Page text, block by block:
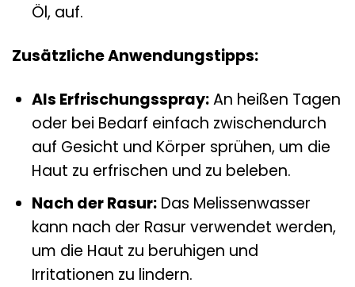
Öl, auf.
Zusätzliche Anwendungstipps:
Als Erfrischungsspray:An heißen Tagen
oder bei Bedarf einfach zwischendurch
auf Gesicht und Körper sprühen, um die
Haut zu erfrischen und zu beleben.
Nach der Rasur:Das Melissenwasser
kann nach der Rasur verwendet werden,
um die Haut zu beruhigen und
Irritationen zu lindern.